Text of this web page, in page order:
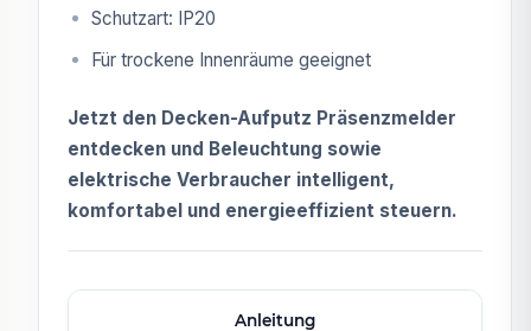
Schutzart: IP20
Für trockene Innenräume geeignet
Jetzt den Decken-Aufputz Präsenzmelder
entdecken und Beleuchtung sowie
elektrische Verbraucher intelligent,
komfortabel und energieeffizient steuern.
Anleitung